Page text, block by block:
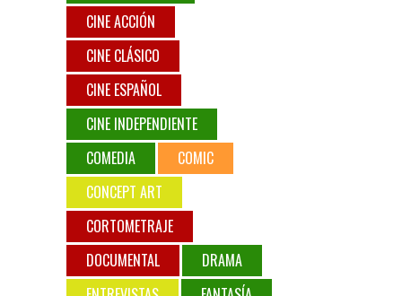
CINE ACCIÓN
CINE CLÁSICO
CINE ESPAÑOL
CINE INDEPENDIENTE
COMEDIA
COMIC
CONCEPT ART
CORTOMETRAJE
DOCUMENTAL
DRAMA